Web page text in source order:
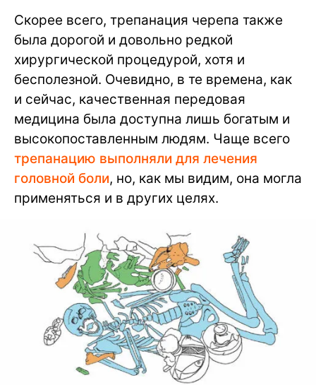
Скорее всего, трепанация черепа также
была дорогой и довольно редкой
хирургической процедурой, хотя и
бесполезной. Очевидно, в те времена, как
и сейчас, качественная передовая
медицина была доступна лишь богатым и
высокопоставленным людям. Чаще всего
трепанацию выполняли для лечения
головной боли, но, как мы видим, она могла
применяться и в других целях.